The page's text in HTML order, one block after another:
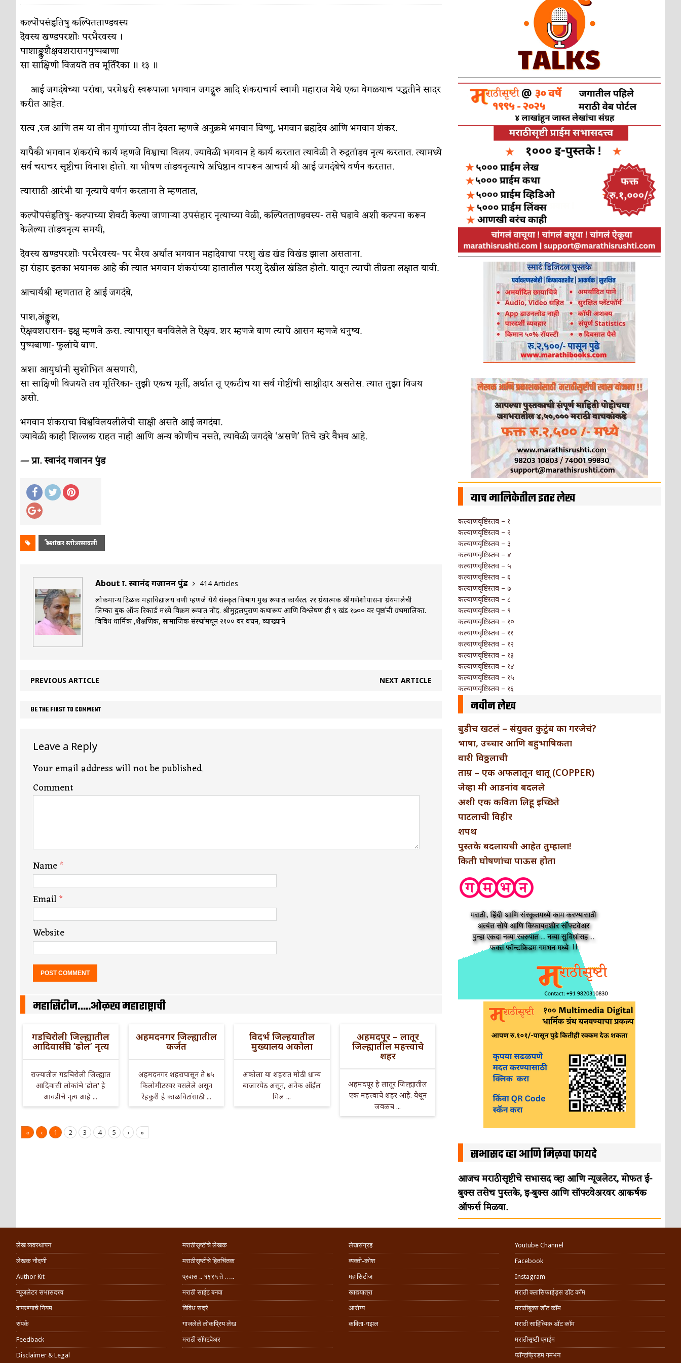
पाटलाची विहीर
शपथ कविता-गझल-चारोळी-वात्रटिका
पुस्तके बदलायची आहेत तुम्हाला!
काळजाचे प्रेत कविता-गझल-चारोळी-वात्रटिका
आदिवासींचा डॉक्टर, समाजसेवेचा ध्यास : डॉ. राहुल जोशी युवा-विश्व
डेंग्यू: ताप उतरला म्हणजे धोका टळला असे नाही!
सुवर्ण – झळाळी
‘अर्थ’पूर्ण हास्य अर्थ-वाणिज्य
अष्टपैलू : खंडू रांगणेकर क्रिकेट
अपूर्ण कथा कथा
कल्पॊपसंहृतिषु कल्पितताण्डवस्य
दॆवस्य खण्डपरशॊः परभैरवस्य ।
पाशाङ्कुशैक्षवशरासनपुष्पबाणा
सा साक्षिणी विजयतॆ तव मूर्तिरॆका ॥ १३ ॥
आई जगदंबेच्या परांबा, परमेश्वरी स्वरूपाला भगवान जगद्गुरु आदि शंकराचार्य स्वामी महाराज येथे एका वेगळ्याच पद्धतीने सादर
करीत आहेत.
सत्व ,रज आणि तम या तीन गुणांच्या तीन देवता म्हणजे अनुक्रमे भगवान विष्णु, भगवान ब्रह्मदेव आणि भगवान शंकर.
यापैकी भगवान शंकरांचे कार्य म्हणजे विश्वाचा विलय. ज्यावेळी भगवान हे कार्य करतात त्यावेळी ते रुद्रतांडव नृत्य करतात. त्यामध्ये
सर्व चराचर सृष्टीचा विनाश होतो. या भीषण तांडवनृत्याचे अधिष्ठान वापरून आचार्य श्री आई जगदंबेचे वर्णन करतात.
त्यासाठी आरंभी या नृत्याचे वर्णन करताना ते म्हणतात,
कल्पॊपसंहृतिषु- कल्पाच्या शेवटी केल्या जाणाऱ्या उपसंहार नृत्याच्या वेळी, कल्पितताण्डवस्य- तसे घडावे अशी कल्पना करून
केलेल्या तांडवनृत्य समयी,
दॆवस्य खण्डपरशॊः परभैरवस्य- पर भैरव अर्थात भगवान महादेवाचा परशु खंड खंड विखंड झाला असताना.
हा संहार इतका भयानक आहे की त्यात भगवान शंकरांच्या हातातील परशु देखील खंडित होतो. यातून त्याची तीव्रता लक्षात यावी.
आचार्यश्री म्हणतात हे आई जगदंबे,
पाश,अंङ्कुश,
ऐक्षवशरासन- इक्षु म्हणजे ऊस. त्यापासून बनविलेले ते ऐक्षव. शर म्हणजे बाण त्याचे आसन म्हणजे धनुष्य.
पुष्पबाणा- फुलांचे बाण.
अशा आयुधांनी सुशोभित असणारी,
सा साक्षिणी विजयतॆ तव मूर्तिरॆका- तुझी एकच मूर्ती, अर्थात तू एकटीच या सर्व गोष्टींची साक्षीदार असतेस. त्यात तुझा विजय
असो.
भगवान शंकराचा विश्वविलयलीलेची साक्षी असते आई जगदंबा.
ज्यावेळी काही शिल्लक राहत नाही आणि अन्य कोणीच नसते, त्यावेळी जगदंबे ‘असणे’ तिचे खरे वैभव आहे.
— प्रा. स्वानंद गजानन पुंड
श्री शांकर स्तोत्ररसावली
About प्रा. स्वानंद गजानन पुंड
414 Articles
लोकमान्य टिळक महाविद्यालय वणी म्हणजे येथे संस्कृत विभाग प्रमुख रूपात कार्यरत. २१ ग्रंथात्मक श्रीगणेशोपासना ग्रंथमालेची
लिम्का बुक ऑफ रिकार्ड मध्ये विक्रम रूपात नोंद. श्रीमुद्गलपुराण कथारूप आणि विश्लेषण ही ९ खंड १७०० वर पृष्ठांची ग्रंथमालिका.
विविध धार्मिक ,शैक्षणिक, सामाजिक संस्थांमधून २१०० वर प्रवचन, व्याख्याने
PREVIOUS ARTICLE NEXT ARTICLE
BE THE FIRST TO COMMENT
Leave a Reply
Your email address will not be published.
Comment
Name*
Email*
Website
महासिटीज…..ओळख महाराष्ट्राची
गडचिरोली जिल्ह्यातील
आदिवासींचे ‘ढोल’ नृत्य
राज्यातील गडचिरोली जिल्ह्यात
आदिवासी लोकांचे 'ढोल' हे
आवडीचे नृत्य आहे ...
अहमदनगर जिल्ह्यातील
कर्जत
अहमदनगर शहरापासून ते ७५
किलोमीटरवर वसलेले असून
रेहकुरी हे काळविटांसाठी ...
विदर्भ जिल्हयातील
मुख्यालय अकोला
अकोला या शहरात मोठी धान्य
बाजारपेठ असून, अनेक ऑईल
मिल ...
अहमदपूर – लातूर
जिल्ह्यातील महत्त्वाचे
शहर
अहमदपूर हे लातूर जिल्ह्यातील
एक महत्त्वाचे शहर आहे. येथून
जवळच ...
« ‹ 1 2 3 4 5 › »
याच मालिकेतील इतर लेख
कल्याणवृष्टिस्तव – १
कल्याणवृष्टिस्तव – २
कल्याणवृष्टिस्तव – ३
कल्याणवृष्टिस्तव – ४
कल्याणवृष्टिस्तव – ५
कल्याणवृष्टिस्तव – ६
कल्याणवृष्टिस्तव – ७
कल्याणवृष्टिस्तव – ८
कल्याणवृष्टिस्तव – ९
कल्याणवृष्टिस्तव – १०
कल्याणवृष्टिस्तव – ११
कल्याणवृष्टिस्तव – १२
कल्याणवृष्टिस्तव – १३
कल्याणवृष्टिस्तव – १४
कल्याणवृष्टिस्तव – १५
कल्याणवृष्टिस्तव – १६
नवीन लेख
बुडीच खटलं – संयुक्त कुटुंब का गरजेचं?
भाषा, उच्चार आणि बहुभाषिकता
वारी विठ्ठलाची
ताम्र – एक अफलातून धातू (COPPER)
जेव्हा मी आडनांव बदलले
अशी एक कविता लिहू इच्छिते
पाटलाची विहीर
शपथ
पुस्तके बदलायची आहेत तुम्हाला!
किती घोषणांचा पाऊस होता
सभासद व्हा आणि मिळवा फायदे
आजच मराठीसृष्टीचे सभासद व्हा आणि न्यूजलेटर, मोफत ई-
बुक्स तसेच पुस्तके, इ-बुक्स आणि सॉफ्टवेअरवर आकर्षक
ऑफर्स मिळवा.
लेख व्यवस्थापन
लेखक नोंदणी
Author Kit
न्यूजलेटर सभासदत्त्व
वापरण्याचे नियम
संपर्क
Feedback
Disclaimer & Legal
मराठीसृष्टीचे लेखक
मराठीसृष्टीचे हितचिंतक
प्रवास .. १९९५ ते …..
मराठी साईट बनवा
विविध सदरे
गाजलेले लोकप्रिय लेख
मराठी सॉफ्टवेअर
लेखसंग्रह
व्यक्ती-कोश
महासिटीज
खाद्ययात्रा
आरोग्य
कविता-गझल
Youtube Channel
Facebook
Instagram
मराठी क्लासिफाईड्स डॉट कॉम
मराठीबुक्स डॉट कॉम
मराठी साहित्यिक डॉट कॉम
मराठीसृष्टी प्राईम
फॉन्टफ्रिडम गमभन